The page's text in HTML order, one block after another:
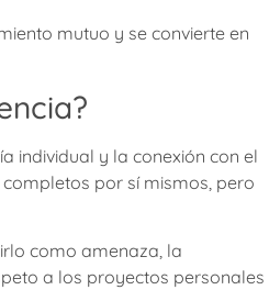
mutuo y se convierte en
individual y la conexión con el
por sí mismos, pero
como amenaza, la
a los proyectos personales